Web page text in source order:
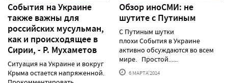
События на Украине
также важны для
российских мусульман,
как и происходящее в
Сирии, - Р. Мухаметов
Ситуация на Украине и вокруг
Крыма остается напряженной.
Обзор иноСМИ: не
шутите с Путиным
С Путиным шутки
плохи События в Украине
активно обсуждаются во всем
мире. Простой......
6 МАРТА'2014